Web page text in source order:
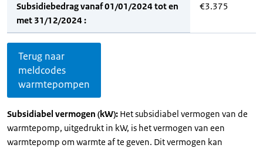
Subsidiebedrag vanaf 01/01/2024 tot en
met 31/12/2024 :
€3.375
Terug naar
meldcodes
warmtepompen
Subsidiabel vermogen (kW): Het subsidiabel vermogen van de
warmtepomp, uitgedrukt in kW, is het vermogen van een
warmtepomp om warmte af te geven. Dit vermogen kan